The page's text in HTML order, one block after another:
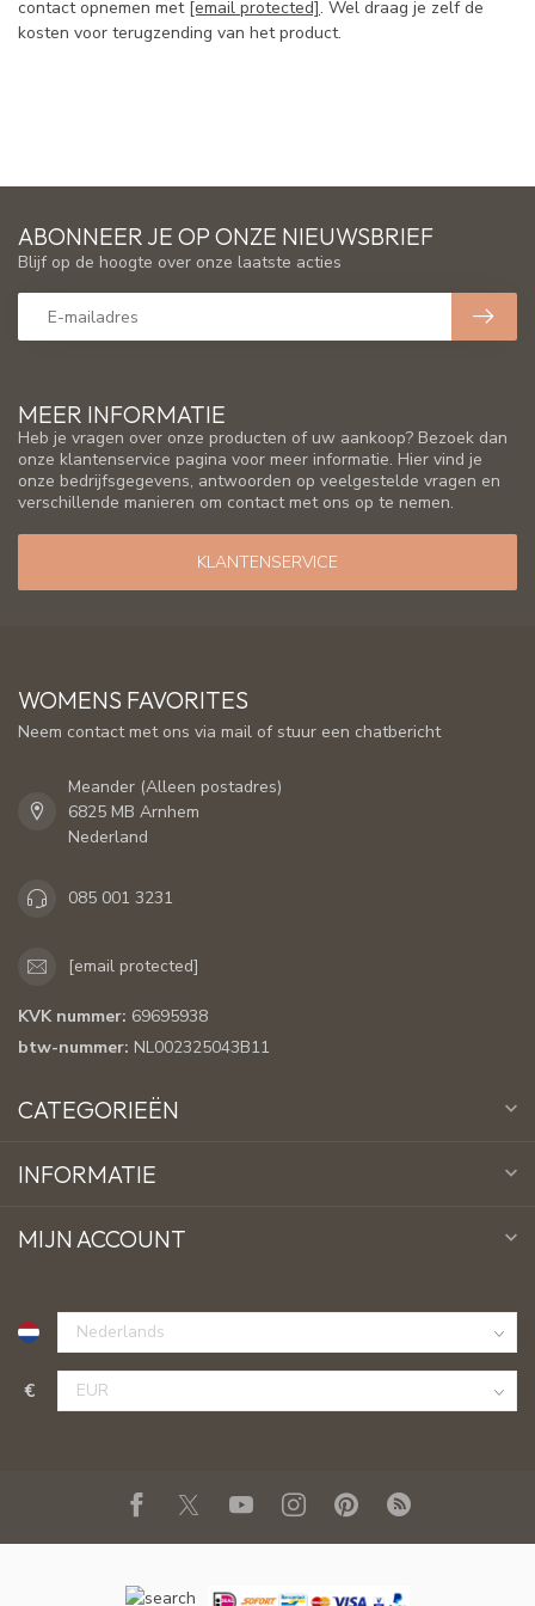
contact opnemen met [email protected]. Wel draag je zelf de
kosten voor terugzending van het product.
MEER INFORMATIE
Heb je vragen over onze producten of uw aankoop? Bezoek dan
onze klantenservice pagina voor meer informatie. Hier vind je
onze bedrijfsgegevens, antwoorden op veelgestelde vragen en
verschillende manieren om contact met ons op te nemen.
KLANTENSERVICE
ABONNEER JE OP ONZE NIEUWSBRIEF
Blijf op de hoogte over onze laatste acties
WOMENS FAVORITES
Neem contact met ons via mail of stuur een chatbericht
Meander (Alleen postadres)
6825 MB Arnhem
Nederland
085 001 3231
[email protected]
KVK nummer: 69695938
btw-nummer: NL002325043B11
CATEGORIEËN
INFORMATIE
MIJN ACCOUNT
€